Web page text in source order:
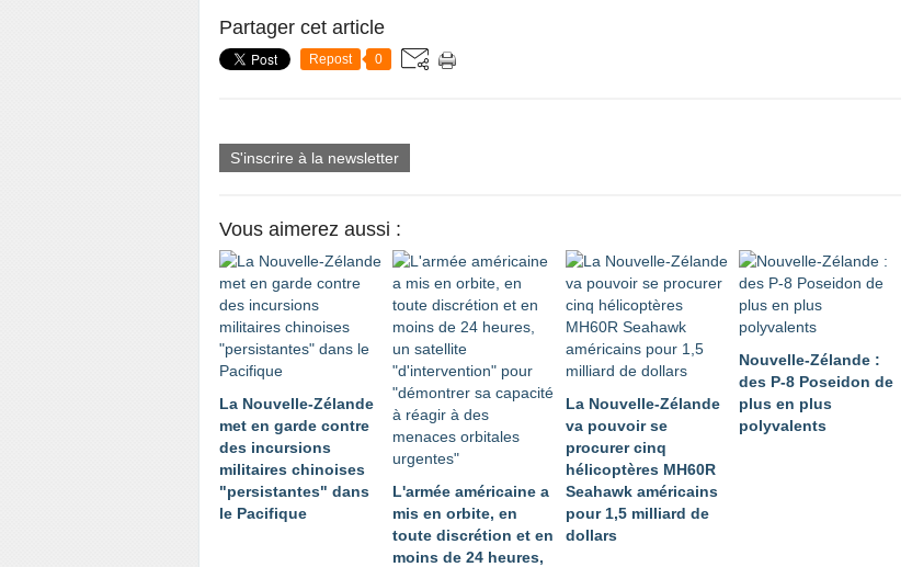
Partager cet article
Repost 0
S'inscrire à la newsletter
Vous aimerez aussi :
La Nouvelle-Zélande
met en garde contre
des incursions
militaires chinoises
"persistantes" dans
le Pacifique
L'armée américaine a
mis en orbite, en
toute discrétion et en
moins de 24 heures,
La Nouvelle-Zélande
va pouvoir se
procurer cinq
hélicoptères MH60R
Seahawk américains
pour 1,5 milliard de
dollars
Nouvelle-Zélande :
des P-8 Poseidon de
plus en plus
polyvalents